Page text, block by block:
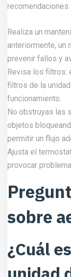
recomendaciones:
Realiza un
anteriormente, un
prevenir fallos y
Revisa los filtros:
filtros de la
funcionamiento.
No obstruyas las
objetos
permitir un flujo
Ajusta el
provocar
sobre
¿Cuál